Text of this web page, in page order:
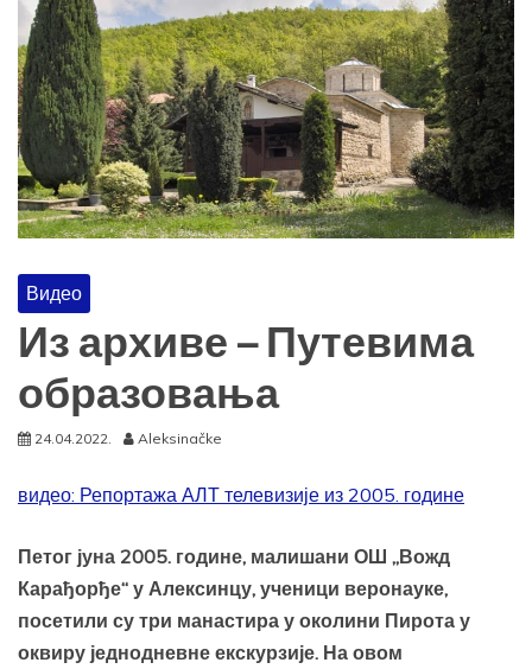
Видео
Из архиве – Путевима
образовања
24.04.2022. Aleksinačke
видео: Репортажа АЛТ телевизије из 2005. године
Петог јуна 2005. године, малишани ОШ „Вожд
Карађорђе“ у Алексинцу, ученици веронауке,
посетили су три манастира у околини Пирота у
оквиру једнодневне екскурзије. На овом